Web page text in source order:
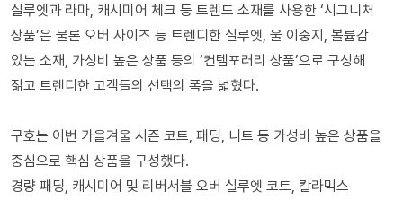
실루엣과 라마, 캐시미어 체크 등 트렌드 소재를 사용한 ‘시그니처
상품’은 물론 오버 사이즈 등 트렌디한 실루엣, 울 이중지, 볼륨감
있는 소재, 가성비 높은 상품 등의 ‘컨템포러리 상품’으로 구성해
젊고 트렌디한 고객들의 선택의 폭을 넓혔다.
구호는 이번 가을겨울 시즌 코트, 패딩, 니트 등 가성비 높은 상품을
중심으로 핵심 상품을 구성했다.
경량 패딩, 캐시미어 및 리버서블 오버 실루엣 코트, 칼라믹스